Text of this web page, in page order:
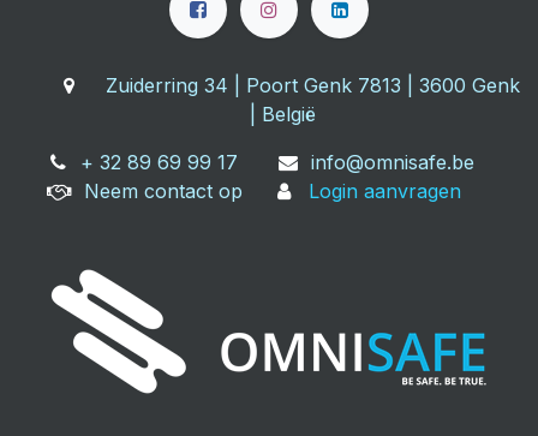
Zuiderring 34 | Poort Genk 7813 | 3600 Genk
| België
+ 32 89 69 99 17
info@omnisafe.be
Neem contact op
Login aanvragen